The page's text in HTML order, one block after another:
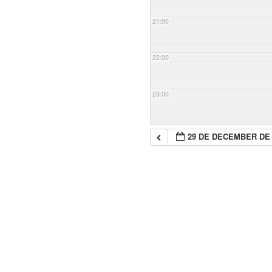
21:00
22:00
23:00
29 DE DECEMBER